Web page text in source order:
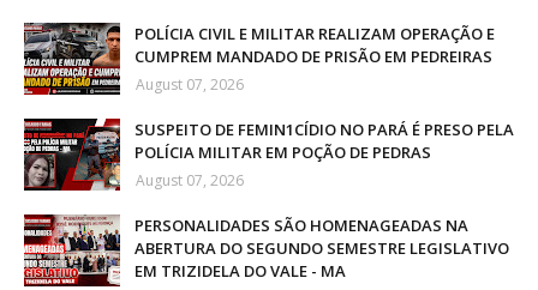
POLÍCIA CIVIL E MILITAR REALIZAM OPERAÇÃO E
CUMPREM MANDADO DE PRISÃO EM PEDREIRAS
August 07, 2026
SUSPEITO DE FEMIN1CÍDIO NO PARÁ É PRESO PELA
POLÍCIA MILITAR EM POÇÃO DE PEDRAS
August 07, 2026
PERSONALIDADES SÃO HOMENAGEADAS NA
ABERTURA DO SEGUNDO SEMESTRE LEGISLATIVO
EM TRIZIDELA DO VALE - MA